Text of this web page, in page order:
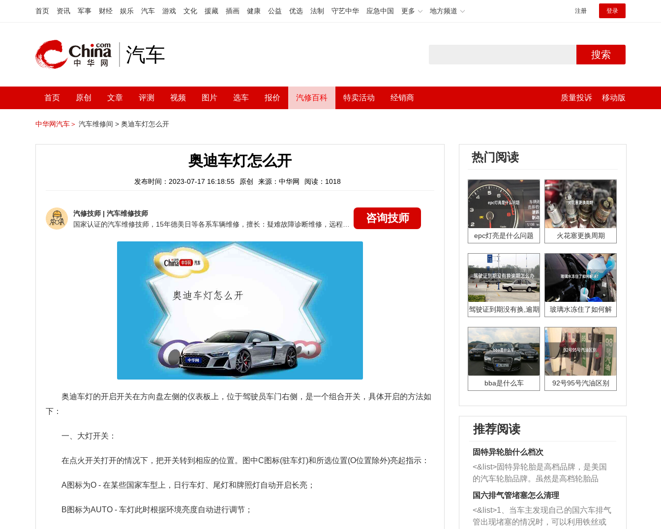
首页 资讯 军事 财经 娱乐 汽车 游戏 文化 援藏 插画 健康 公益 优选 法制 守艺中华 应急中国 更多 地方频道 注册 登录
汽车 搜索
首页 原创 文章 评测 视频 图片 选车 报价 汽修百科 特卖活动 经销商 质量投诉 移动版
中华网汽车＞ 汽车维修间 > 奥迪车灯怎么开
奥迪车灯怎么开
发布时间：2023-07-17 16:18:55 原创 来源：中华网 阅读：1018
汽修技师 | 汽车维修技师
咨询技师
奥迪车灯的开启开关在方向盘左侧的仪表板上，位于驾驶员车门右侧，是一个组合开关，具体开启的方法如
下：
一、大灯开关：
在点火开关打开的情况下，把开关转到相应的位置。图中C图标(驻车灯)和所选位置(O位置除外)亮起指示：
A图标为O - 在某些国家车型上，日行车灯、尾灯和牌照灯自动开启长亮；
B图标为AUTO - 车灯此时根据环境亮度自动进行调节；
热门阅读
epc灯亮是什么问题 火花塞更换周期
驾驶证到期没有换,逾期
玻璃水冻住了如何解
bba是什么车 92号95号汽油区别
推荐阅读
固特异轮胎什么档次
<&list>固特异轮胎是高档品牌，是美国
的汽车轮胎品牌。虽然是高档轮胎品
牌，但是中高低端的轮胎都有生产，这
也是为了更好的开拓市场。
国六排气管堵塞怎么清理
<&list>1、当车主发现自己的国六车排气
管出现堵塞的情况时，可以利用铁丝或